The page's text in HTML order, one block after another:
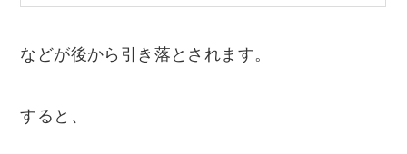
などが後から引き落とされます。
すると、